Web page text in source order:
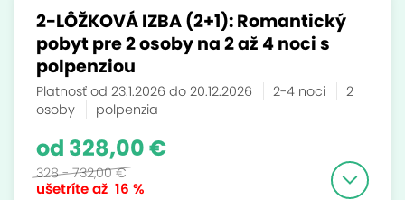
2-LÔŽKOVÁ IZBA (2+1): Romantický
pobyt pre 2 osoby na 2 až 4 noci s
polpenziou
Platnosť od 23.1.2026 do 20.12.2026 2-4 noci
2
osoby
polpenzia
ušetríte až 16 %
od 328,00 €
328 - 732,00 €